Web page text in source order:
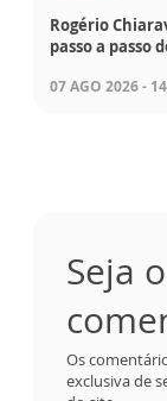
Rogério
passo a passo
07 AGO 2026 -
Seja
Os
exclusiva de